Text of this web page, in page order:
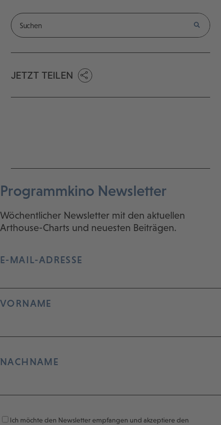
JETZT TEILEN
Programmkino Newsletter
Wöchentlicher Newsletter mit den aktuellen
Arthouse-Charts und neuesten Beiträgen.
E-MAIL-ADRESSE
VORNAME
NACHNAME
Ich möchte den Newsletter empfangen und akzeptiere den